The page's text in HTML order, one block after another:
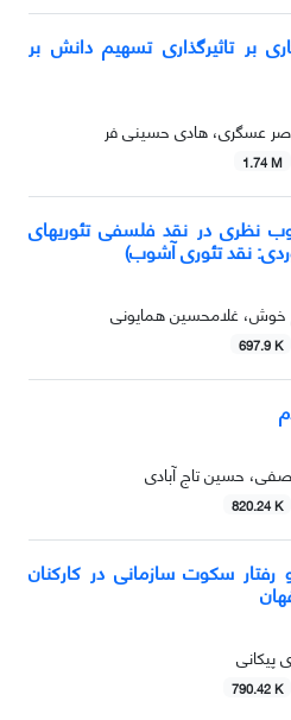
بر تاثیرگذاری تسهیم دانش بر
عسگری، هادی حسینی فر
1.74 M
نظری در نقد فلسفی تئوریهای
نقد تئوری آشوب)
خوش، غلامحسین همایونی
697.9 K
حسین تاج آبادی
820.24 K
سکوت سازمانی در کارکنان
پیکانی
790.42 K